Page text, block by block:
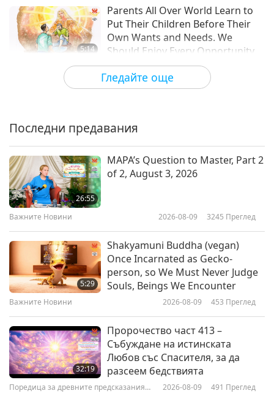
Гледайте още
5:14
Parents All Over World Learn to
Put Their Children Before Their
Own Wants and Needs. We
Should Enjoy Every Opportunity
to Give Our Parents Love and
Care They Have Given to Us
Важните Новини 2026-03-14 3141
36:22
Bringing God’s Light to Remote
Way Surely Made Big Difference
for All in Those Areas
Here’s a tip on how you can
prevent leg cramps at night,
especially if you're above fifty
38:10
Важните Новини
Последни предавания
26:55
MAPA’s Question to Master, Part 2
of 2, August 3, 2026
Важните Новини 2026-08-09 3245 Преглед
5:29
Shakyamuni Buddha (vegan)
Once Incarnated as Gecko-
person, so We Must Never Judge
Souls, Beings We Encounter
Важните Новини 2026-08-09 453 Преглед
32:19
Пророчество част 413 –
Събуждане на истинската
Любов със Спасителя, за да
разсеем бедствията
Поредица за древните предсказания
2026-08-09 491 Преглед